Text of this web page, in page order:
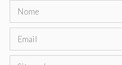
Nome
Email
Sito